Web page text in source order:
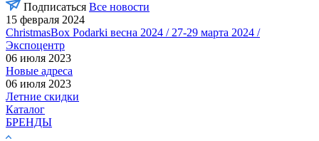
Подписаться Все новости
15 февраля 2024
ChristmasBox Podarki весна 2024 / 27-29 марта 2024 /
Экспоцентр
06 июля 2023
Новые адреса
06 июля 2023
Летние скидки
Каталог
БРЕНДЫ